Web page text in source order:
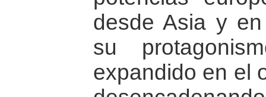
desde Asia y
su
expandido en el